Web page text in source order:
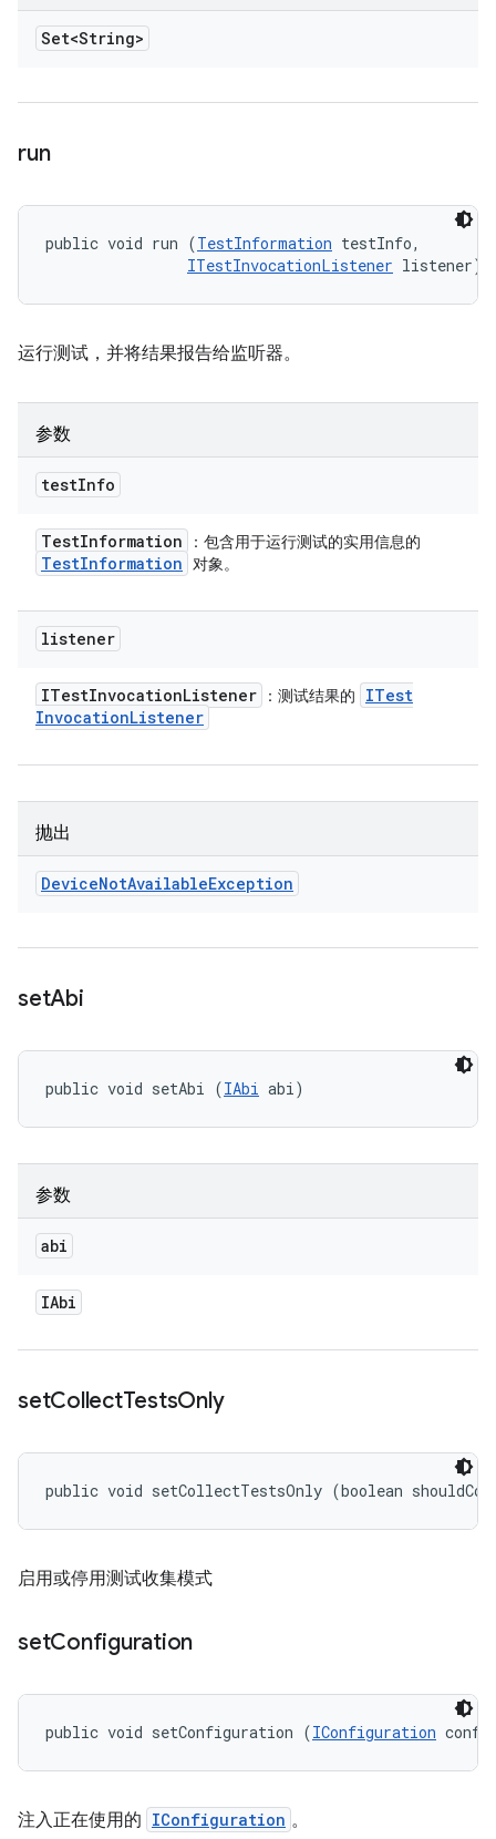
Set<String>
run
public void run (TestInformation testInfo,
ITestInvocationListener listener)
运行测试，并将结果报告给监听器。
参数
testInfo
TestInformation ：包含用于运行测试的实用信息的
TestInformation 对象。
listener
ITestInvocationListener ：测试结果的
ITest
InvocationListener
抛出
DeviceNotAvailableException
setAbi
public void setAbi (IAbi abi)
参数
abi
IAbi
setCollectTestsOnly
public void setCollectTestsOnly (boolean
启用或停用测试收集模式
setConfiguration
public void setConfiguration (IConfiguration
注入正在使用的 IConfiguration 。